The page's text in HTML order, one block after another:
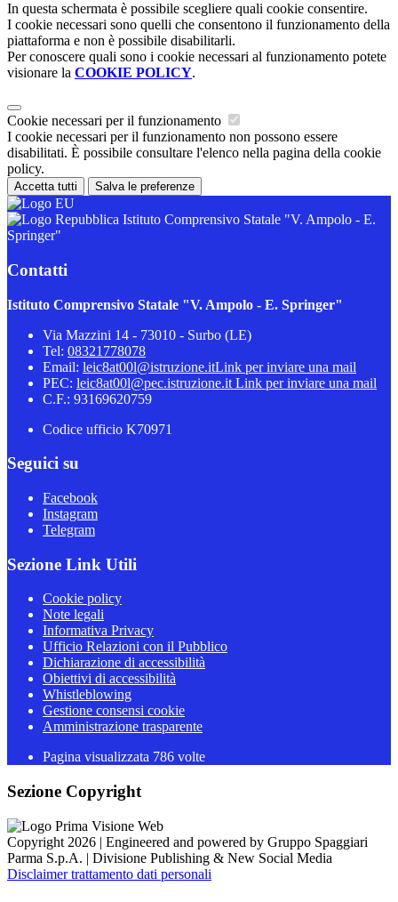
In questa schermata è possibile scegliere quali cookie consentire.
I cookie necessari sono quelli che consentono il funzionamento della
piattaforma e non è possibile disabilitarli.
Per conoscere quali sono i cookie necessari al funzionamento potete
visionare la COOKIE POLICY.
Cookie necessari per il funzionamento
I cookie necessari per il funzionamento non possono essere
disabilitati. È possibile consultare l'elenco nella pagina della cookie
policy.
Accetta tutti Salva le preferenze
Istituto Comprensivo Statale "V. Ampolo - E.
Springer"
Contatti
Istituto Comprensivo Statale "V. Ampolo - E. Springer"
Via Mazzini 14 - 73010 - Surbo (LE)
Tel: 08321778078
Email: leic8at00l@istruzione.itLink per inviare una mail
PEC: leic8at00l@pec.istruzione.it Link per inviare una mail
C.F.: 93169620759
Codice ufficio K70971
Seguici su
Facebook
Instagram
Telegram
Sezione Link Utili
Cookie policy
Note legali
Informativa Privacy
Ufficio Relazioni con il Pubblico
Dichiarazione di accessibilità
Obiettivi di accessibilità
Whistleblowing
Gestione consensi cookie
Amministrazione trasparente
Pagina visualizzata 786 volte
Sezione Copyright
Copyright 2026 | Engineered and powered by Gruppo Spaggiari
Parma S.p.A. | Divisione Publishing & New Social Media
Disclaimer trattamento dati personali